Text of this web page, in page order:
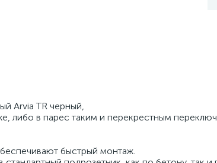
Arvia TR черный,
либо в парес таким и перекрестным
быстрый монтаж.